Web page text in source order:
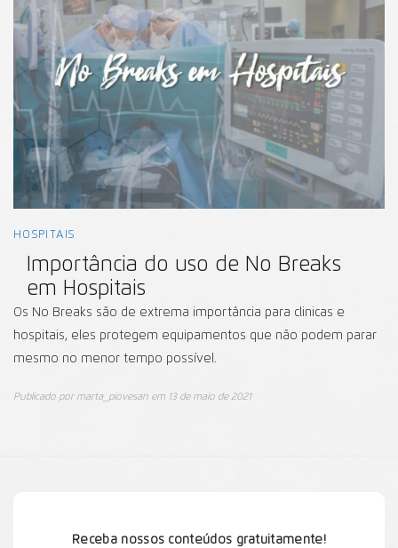
HOSPITAIS
Importância do uso de No Breaks
em Hospitais
Os No Breaks são de extrema importância para clinicas e
hospitais, eles protegem equipamentos que não podem parar
mesmo no menor tempo possível.
Publicado por marta_piovesan em 13 de maio de 2021
Receba nossos conteúdos gratuitamente!